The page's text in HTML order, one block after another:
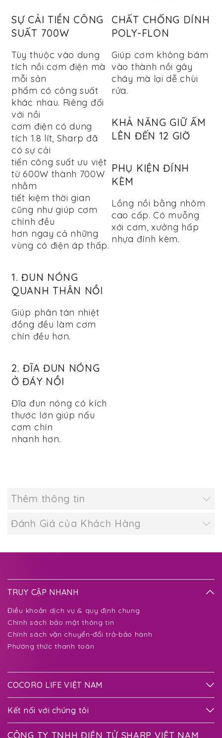
SỰ CẢI TIỀN CÔNG
SUẤT 700W
Tùy thuộc vào dung
tích nồi cơm điện mà
mỗi sản
phẩm có công suất
khác nhau. Riêng đối
với nồi
cơm điện có dung
tích 1.8 lít, Sharp đã
có sự cải
tiến công suất ưu việt
từ 600W thành 700W
nhằm
tiết kiệm thời gian
cũng như giúp cơm
chính đều
hơn ngay cả những
vùng có điện áp thấp.
1. ĐUN NÓNG
QUANH THÂN NỒI
Giúp phân tán nhiệt
đồng đều làm cơm
chín đều hơn.
2. ĐĨA ĐUN NÓNG
Ở ĐÁY NỒI
Đĩa đun nóng có kích
thước lớn giúp nấu
cơm chín
nhanh hơn.
CHẤT CHỐNG DÍNH
POLY-FLON
Giúp cơm không bám
vào thành nồi gây
cháy mà lại dễ chùi
rửa.
KHẢ NĂNG GIỮ ẤM
LÊN ĐẾN 12 GIỜ
PHỤ KIỆN ĐÍNH
KÈM
Lồng nồi bằng nhôm
cao cấp. Có muỗng
xới cơm, xưởng hấp
nhựa đính kèm.
Thêm thông tin
Đánh Giá của Khách Hàng
TRUY CẬP NHANH
Điều khoản dịch vụ & quy định chung
Chính sách bảo mật thông tin
Chính sách vận chuyển-đổi trả-bảo hành
Phương thức thanh toán
COCORO LIFE VIỆT NAM
Kết nối với chúng tôi
CÔNG TY TNHH ĐIỆN TỬ SHARP VIỆT NAM